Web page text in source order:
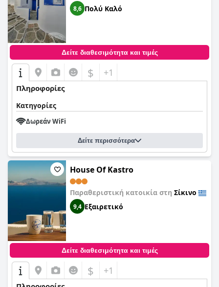
8,6 Πολύ Καλό
Δείτε διαθεσιμότητα και τιμές
$ +1
Πληροφορίες
Κατηγορίες
Δωρεάν WiFi
Δείτε περισσότερα
House Of Kastro
Παραθεριστική κατοικία στη Σίκινο
9,4 Εξαιρετικό
Δείτε διαθεσιμότητα και τιμές
$ +1